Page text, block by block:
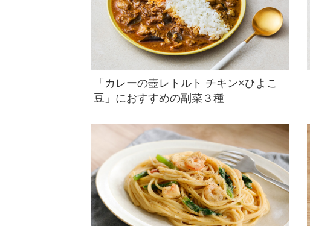
「カレーの壺レトルト チキン×ひよこ
豆」におすすめの副菜３種